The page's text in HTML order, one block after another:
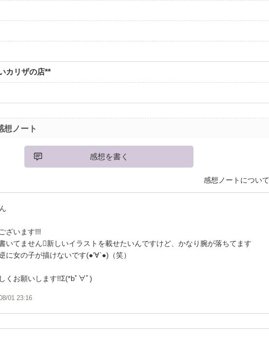
カリザの店**
想ノート
感想を書く
感想ノートについて
ざいます!!!
いてません新しいイラストを載せたいんですけど、かなり腕が落ちてます
に女の子が描けないです(●′∀`●)（笑）
くお願いします!!Σ(*bﾟ∀ﾟ)
01 23:16